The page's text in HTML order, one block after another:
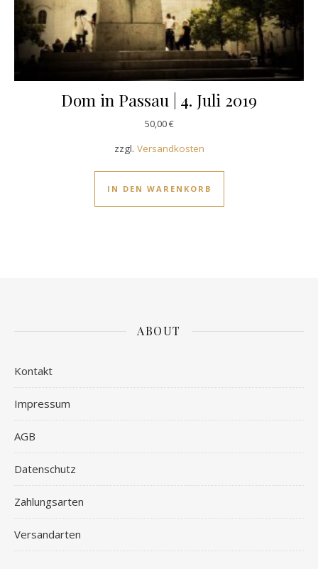
Dom in Passau | 4. Juli 2019
50,00€
zzgl. Versandkosten
IN DEN WARENKORB
ABOUT
Kontakt
Impressum
AGB
Datenschutz
Zahlungsarten
Versandarten